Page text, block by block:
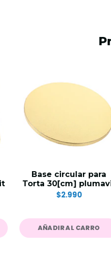
Base circular para
Torta 30[cm]
$2.990
AÑADIR AL CARRO